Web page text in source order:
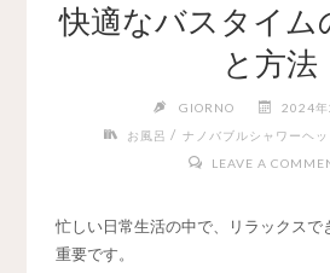
快適なバスタイム
と方法
GIORNO
2024年
お風呂 / ナノバブルシャワーヘッ
LEAVE A
忙しい日常生活の中で、リラックスで
重要です。